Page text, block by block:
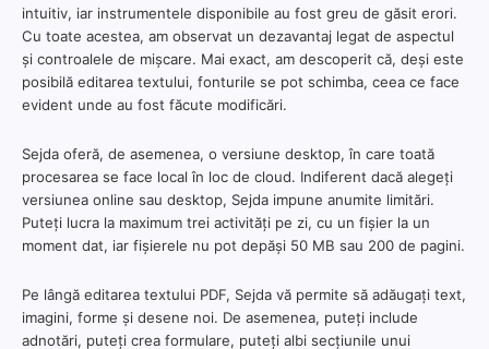
intuitiv, iar instrumentele disponibile au fost greu de găsit erori.
Cu toate acestea, am observat un dezavantaj legat de aspectul
și controalele de mișcare. Mai exact, am descoperit că, deși este
posibilă editarea textului, fonturile se pot schimba, ceea ce face
evident unde au fost făcute modificări.
Sejda oferă, de asemenea, o versiune desktop, în care toată
procesarea se face local în loc de cloud. Indiferent dacă alegeți
versiunea online sau desktop, Sejda impune anumite limitări.
Puteți lucra la maximum trei activități pe zi, cu un fișier la un
moment dat, iar fișierele nu pot depăși 50 MB sau 200 de pagini.
Pe lângă editarea textului PDF, Sejda vă permite să adăugați text,
imagini, forme și desene noi. De asemenea, puteți include
adnotări, puteți crea formulare, puteți albi secțiunile unui